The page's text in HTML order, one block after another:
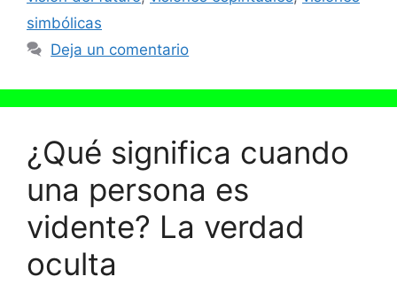
simbólicas
Deja un comentario
¿Qué significa cuando
una persona es
vidente? La verdad
oculta